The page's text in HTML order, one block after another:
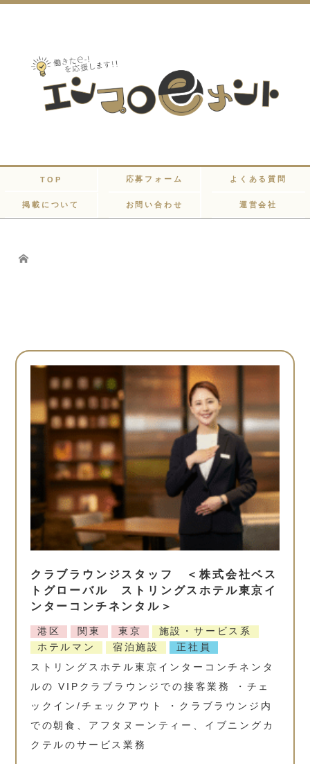
TOP 応募フォーム よくある質問
掲載について お問い合わせ 運営会社
Home
クラブラウンジスタッフ ＜株式会社ベス
トグローバル ストリングスホテル東京イ
ンターコンチネンタル＞
港区 関東 東京
施設・サービス系
ホテルマン
宿泊施設
正社員
ストリングスホテル東京インターコンチネンタ
ルの VIPクラブラウンジでの接客業務 ・チェ
ックイン/チェックアウト ・クラブラウンジ内
での朝食、アフタヌーンティー、イブニングカ
クテルのサービス業務